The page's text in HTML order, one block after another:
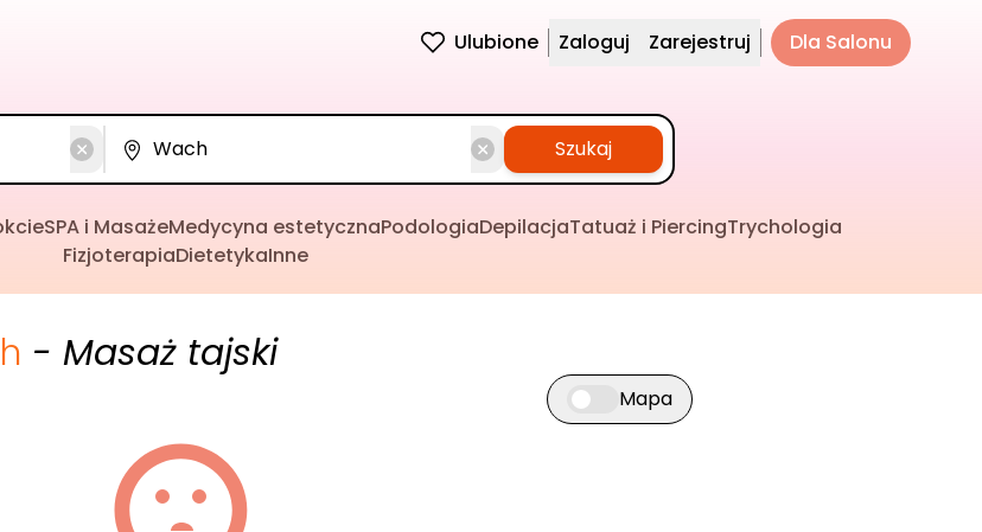
Ulubione Zaloguj Zarejestruj Dla Salonu
Szukaj
SPA i MasażeMedycyna estetycznaPodologiaDepilacjaTatuaż i PiercingTrychologia
FizjoterapiaDietetykaInne
- Masaż tajski
Przełącz widok mapy
Mapa